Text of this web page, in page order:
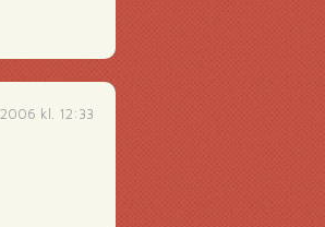
kl. 12:33